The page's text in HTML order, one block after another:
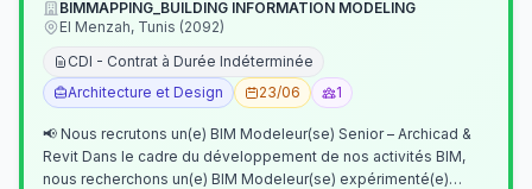
BIMMAPPING_BUILDING INFORMATION MODELING
El Menzah, Tunis (2092)
CDI - Contrat à Durée Indéterminée
Architecture et Design
23/06 1
📢 Nous recrutons un(e) BIM Modeleur(se) Senior – Archicad &
Revit Dans le cadre du développement de nos activités BIM,
nous recherchons un(e) BIM Modeleur(se) expérimenté(e)